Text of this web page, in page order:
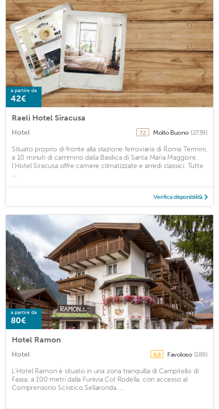
a partire da
42€
Raeli Hotel Siracusa
Hotel 7,2 Molto Buono (2739)
Situato proprio di fronte alla stazione ferroviaria di Roma Termini,
a 10 minuti di cammino dalla Basilica di Santa Maria Maggiore,
l'Hotel Siracusa offre camere climatizzate e arredi classici. Tutte
...
Verifica disponibilità
a partire da
80€
Hotel Ramon
Hotel 8,8 Favoloso (189)
L'Hotel Ramon è situato in una zona tranquilla di Campitello di
Fassa, a 100 metri dalla Funivia Col Rodella, con accesso al
Comprensorio Sciistico Sellaronda. ...